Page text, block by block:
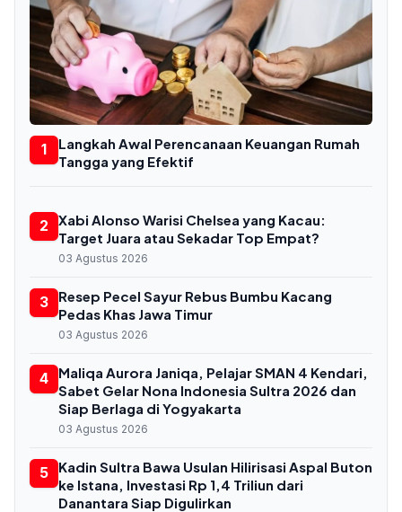
1
Langkah Awal Perencanaan Keuangan Rumah
Tangga yang Efektif
2
Xabi Alonso Warisi Chelsea yang Kacau:
Target Juara atau Sekadar Top Empat?
03 Agustus 2026
3
Resep Pecel Sayur Rebus Bumbu Kacang
Pedas Khas Jawa Timur
03 Agustus 2026
4
Maliqa Aurora Janiqa, Pelajar SMAN 4 Kendari,
Sabet Gelar Nona Indonesia Sultra 2026 dan
Siap Berlaga di Yogyakarta
03 Agustus 2026
5
Kadin Sultra Bawa Usulan Hilirisasi Aspal Buton
ke Istana, Investasi Rp 1,4 Triliun dari
Danantara Siap Digulirkan